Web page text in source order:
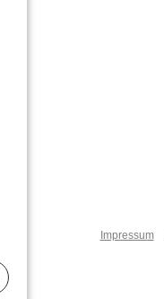
Impressum